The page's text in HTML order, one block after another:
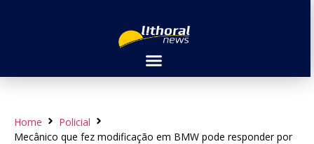
Home
Policial
Mecânico que fez modificação em BMW pode responder por